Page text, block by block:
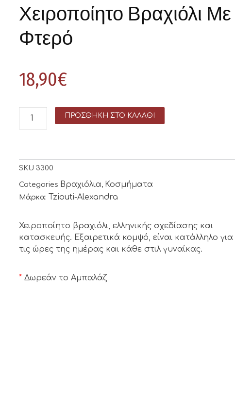
Χειροποίητο Βραχιόλι Με
Φτερό
18,90€
ΠΡΟΣΘΉΚΗ ΣΤΟ ΚΑΛΆΘΙ
SKU 3300
Categories Βραχιόλια, Κοσμήματα
Μάρκα: Tziouti-Alexandra
Χειροποίητο βραχιόλι, ελληνικής σχεδίασης και
κατασκευής. Εξαιρετικά κομψό, είναι κατάλληλο για
τις ώρες της ημέρας και κάθε στιλ γυναίκας.
* Δωρεάν το Αμπαλάζ